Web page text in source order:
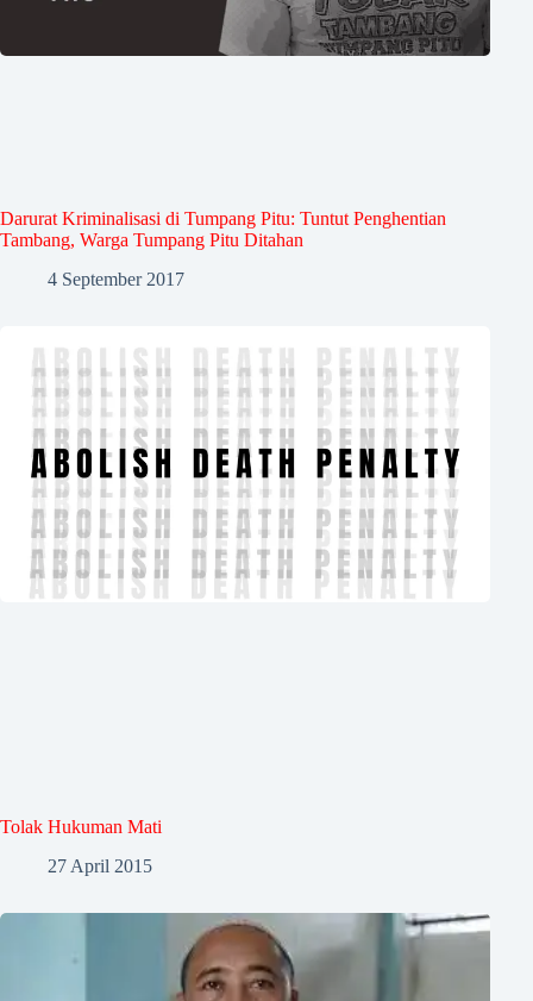
Darurat Kriminalisasi di Tumpang Pitu: Tuntut Penghentian
Tambang, Warga Tumpang Pitu Ditahan
4 September 2017
Tolak Hukuman Mati
27 April 2015